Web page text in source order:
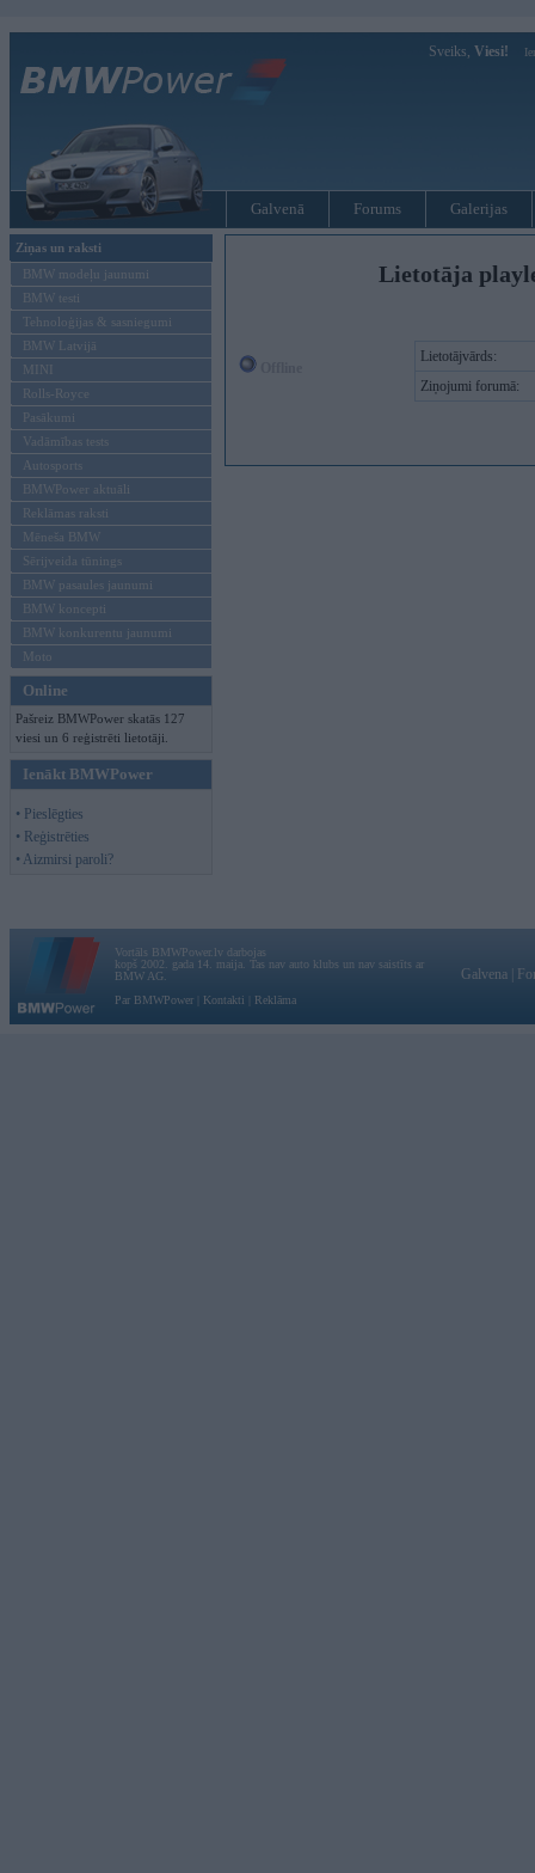
Sveiks, Viesi!
Galvenā Forums Galerijas
Ziņas un raksti
BMW modeļu jaunumi
BMW testi
Tehnoloģijas & sasniegumi
BMW Latvijā
MINI
Rolls-Royce
Pasākumi
Vadāmības tests
Autosports
BMWPower aktuāli
Reklāmas raksti
Mēneša BMW
Sērijveida tūnings
BMW pasaules jaunumi
BMW koncepti
BMW konkurentu jaunumi
Moto
Online
Pašreiz BMWPower skatās 127
viesi un 6 reģistrēti lietotāji.
Ienākt BMWPower
• Pieslēgties
• Reģistrēties
• Aizmirsi paroli?
Lietotāja
Lietotājvārds:
Ziņojumi forumā:
Vortāls BMWPower.lv darbojas
kopš 2002. gada 14. maija. Tas nav auto klubs un nav saistīts ar
BMW AG.
Par BMWPower
Kontakti Reklāma
Galvena